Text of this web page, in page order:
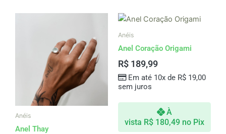
Anéis
Anel Thay
Anéis
Anel Coração Origami
R$ 189,99
Em até 10x de R$19,00
sem juros
À
vista R$ 180,49 no Pix